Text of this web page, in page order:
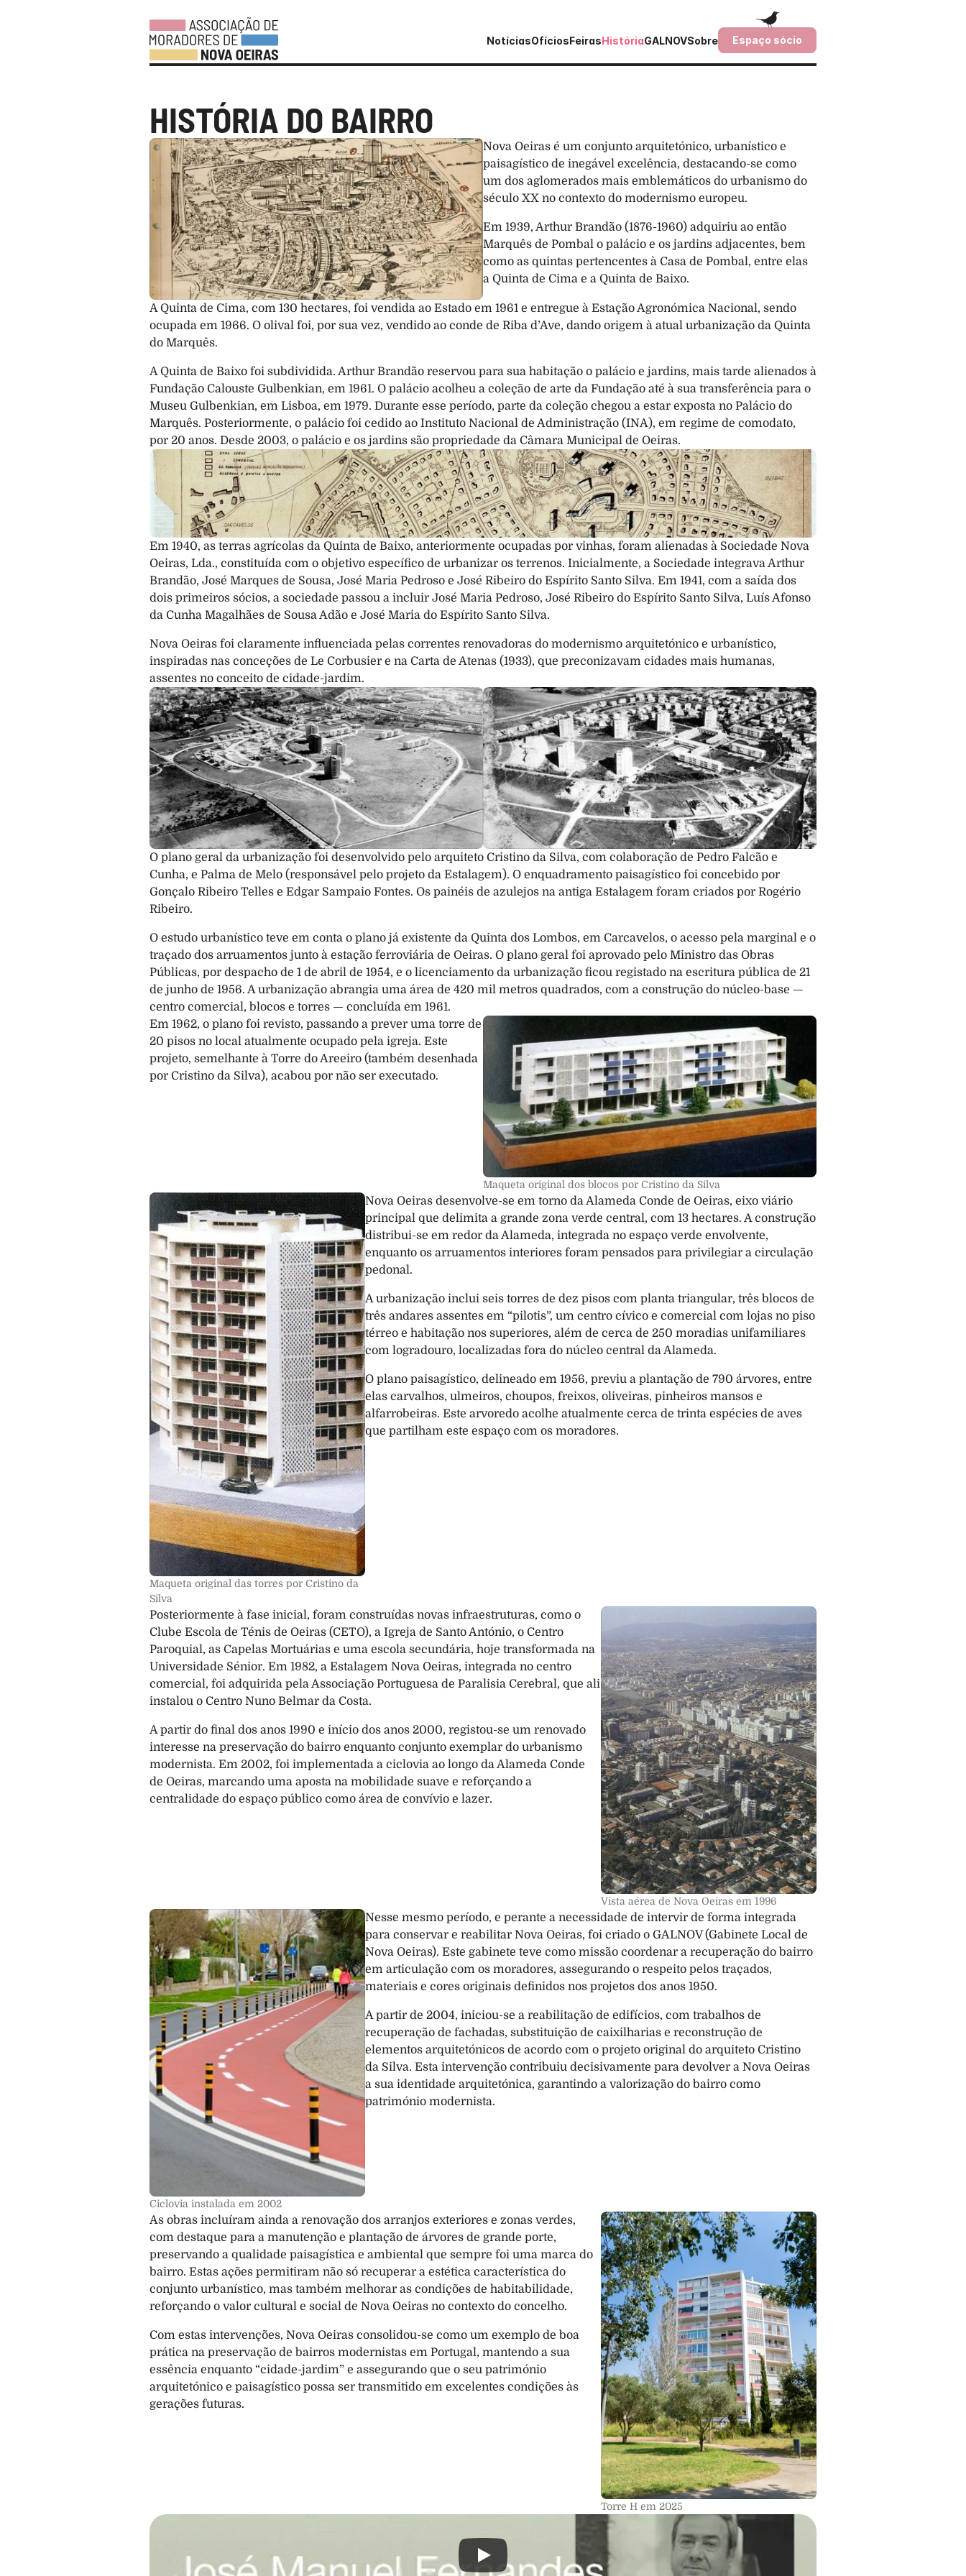
NotíciasOfíciosFeirasHistóriaGALNOVSobre Espaço sócio
HISTÓRIA DO BAIRRO
Nova Oeiras é um conjunto arquitetónico, urbanístico e
paisagístico de inegável excelência, destacando-se como
um dos aglomerados mais emblemáticos do urbanismo do
século XX no contexto do modernismo europeu.
Em 1939, Arthur Brandão (1876-1960) adquiriu ao então
Marquês de Pombal o palácio e os jardins adjacentes, bem
como as quintas pertencentes à Casa de Pombal, entre elas
a Quinta de Cima e a Quinta de Baixo.
A Quinta de Cima, com 130 hectares, foi vendida ao Estado em 1961 e entregue à Estação Agronómica Nacional, sendo
ocupada em 1966. O olival foi, por sua vez, vendido ao conde de Riba d’Ave, dando origem à atual urbanização da Quinta
do Marquês.
A Quinta de Baixo foi subdividida. Arthur Brandão reservou para sua habitação o palácio e jardins, mais tarde alienados à
Fundação Calouste Gulbenkian, em 1961. O palácio acolheu a coleção de arte da Fundação até à sua transferência para o
Museu Gulbenkian, em Lisboa, em 1979. Durante esse período, parte da coleção chegou a estar exposta no Palácio do
Marquês. Posteriormente, o palácio foi cedido ao Instituto Nacional de Administração (INA), em regime de comodato,
por 20 anos. Desde 2003, o palácio e os jardins são propriedade da Câmara Municipal de Oeiras.
Em 1940, as terras agrícolas da Quinta de Baixo, anteriormente ocupadas por vinhas, foram alienadas à Sociedade Nova
Oeiras, Lda., constituída com o objetivo específico de urbanizar os terrenos. Inicialmente, a Sociedade integrava Arthur
Brandão, José Marques de Sousa, José Maria Pedroso e José Ribeiro do Espírito Santo Silva. Em 1941, com a saída dos
dois primeiros sócios, a sociedade passou a incluir José Maria Pedroso, José Ribeiro do Espírito Santo Silva, Luís Afonso
da Cunha Magalhães de Sousa Adão e José Maria do Espírito Santo Silva.
Nova Oeiras foi claramente influenciada pelas correntes renovadoras do modernismo arquitetónico e urbanístico,
inspiradas nas conceções de Le Corbusier e na Carta de Atenas (1933), que preconizavam cidades mais humanas,
assentes no conceito de cidade-jardim.
O plano geral da urbanização foi desenvolvido pelo arquiteto Cristino da Silva, com colaboração de Pedro Falcão e
Cunha, e Palma de Melo (responsável pelo projeto da Estalagem). O enquadramento paisagístico foi concebido por
Gonçalo Ribeiro Telles e Edgar Sampaio Fontes. Os painéis de azulejos na antiga Estalagem foram criados por Rogério
Ribeiro.
O estudo urbanístico teve em conta o plano já existente da Quinta dos Lombos, em Carcavelos, o acesso pela marginal e o
traçado dos arruamentos junto à estação ferroviária de Oeiras. O plano geral foi aprovado pelo Ministro das Obras
Públicas, por despacho de 1 de abril de 1954, e o licenciamento da urbanização ficou registado na escritura pública de 21
de junho de 1956. A urbanização abrangia uma área de 420 mil metros quadrados, com a construção do núcleo-base —
centro comercial, blocos e torres — concluída em 1961.
Em 1962, o plano foi revisto, passando a prever uma torre de
20 pisos no local atualmente ocupado pela igreja. Este
projeto, semelhante à Torre do Areeiro (também desenhada
por Cristino da Silva), acabou por não ser executado.
Maqueta original dos blocos por Cristino da Silva
Maqueta original das torres por Cristino da
Silva
Nova Oeiras desenvolve-se em torno da Alameda Conde de Oeiras, eixo viário
principal que delimita a grande zona verde central, com 13 hectares. A construção
distribui-se em redor da Alameda, integrada no espaço verde envolvente,
enquanto os arruamentos interiores foram pensados para privilegiar a circulação
pedonal.
A urbanização inclui seis torres de dez pisos com planta triangular, três blocos de
três andares assentes em “pilotis”, um centro cívico e comercial com lojas no piso
térreo e habitação nos superiores, além de cerca de 250 moradias unifamiliares
com logradouro, localizadas fora do núcleo central da Alameda.
O plano paisagístico, delineado em 1956, previu a plantação de 790 árvores, entre
elas carvalhos, ulmeiros, choupos, freixos, oliveiras, pinheiros mansos e
alfarrobeiras. Este arvoredo acolhe atualmente cerca de trinta espécies de aves
que partilham este espaço com os moradores.
Posteriormente à fase inicial, foram construídas novas infraestruturas, como o
Clube Escola de Ténis de Oeiras (CETO), a Igreja de Santo António, o Centro
Paroquial, as Capelas Mortuárias e uma escola secundária, hoje transformada na
Universidade Sénior. Em 1982, a Estalagem Nova Oeiras, integrada no centro
comercial, foi adquirida pela Associação Portuguesa de Paralisia Cerebral, que ali
instalou o Centro Nuno Belmar da Costa.
A partir do final dos anos 1990 e início dos anos 2000, registou-se um renovado
interesse na preservação do bairro enquanto conjunto exemplar do urbanismo
modernista. Em 2002, foi implementada a ciclovia ao longo da Alameda Conde
de Oeiras, marcando uma aposta na mobilidade suave e reforçando a
centralidade do espaço público como área de convívio e lazer.
Vista aérea de Nova Oeiras em 1996
Ciclovia instalada em 2002
Nesse mesmo período, e perante a necessidade de intervir de forma integrada
para conservar e reabilitar Nova Oeiras, foi criado o GALNOV (Gabinete Local de
Nova Oeiras). Este gabinete teve como missão coordenar a recuperação do bairro
em articulação com os moradores, assegurando o respeito pelos traçados,
materiais e cores originais definidos nos projetos dos anos 1950.
A partir de 2004, iniciou-se a reabilitação de edifícios, com trabalhos de
recuperação de fachadas, substituição de caixilharias e reconstrução de
elementos arquitetónicos de acordo com o projeto original do arquiteto Cristino
da Silva. Esta intervenção contribuiu decisivamente para devolver a Nova Oeiras
a sua identidade arquitetónica, garantindo a valorização do bairro como
património modernista.
As obras incluíram ainda a renovação dos arranjos exteriores e zonas verdes,
com destaque para a manutenção e plantação de árvores de grande porte,
preservando a qualidade paisagística e ambiental que sempre foi uma marca do
bairro. Estas ações permitiram não só recuperar a estética característica do
conjunto urbanístico, mas também melhorar as condições de habitabilidade,
reforçando o valor cultural e social de Nova Oeiras no contexto do concelho.
Com estas intervenções, Nova Oeiras consolidou-se como um exemplo de boa
prática na preservação de bairros modernistas em Portugal, mantendo a sua
essência enquanto “cidade-jardim” e assegurando que o seu património
arquitetónico e paisagístico possa ser transmitido em excelentes condições às
gerações futuras.
Torre H em 2025